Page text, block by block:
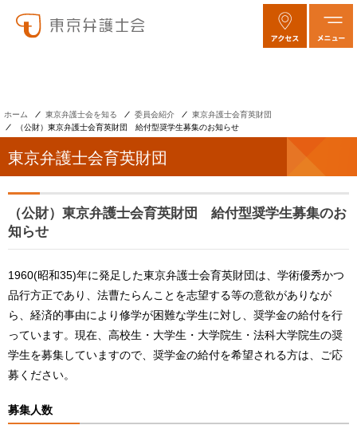
ホーム 東京弁護士会を知る 委員会紹介
東京弁護士会育英財団
（公財）東京弁護士会育英財団 給付型奨学生募集のお知らせ
東京弁護士会育英財団
（公財）東京弁護士会育英財団 給付型奨学生募集のお
知らせ
1960(昭和35)年に発足した東京弁護士会育英財団は、学術優秀かつ
品行方正であり、法曹たらんことを志望する等の意欲がありなが
ら、経済的事由により修学が困難な学生に対し、奨学金の給付を行
っています。現在、高校生・大学生・大学院生・法科大学院生の奨
学生を募集していますので、奨学金の給付を希望される方は、ご応
募ください。
募集人数